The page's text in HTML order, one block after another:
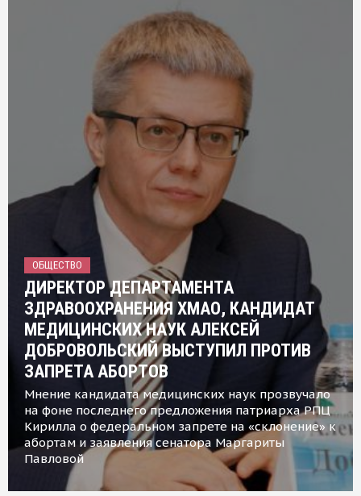
ОБЩЕСТВО
ДИРЕКТОР ДЕПАРТАМЕНТА
ЗДРАВООХРАНЕНИЯ ХМАО, КАНДИДАТ
МЕДИЦИНСКИХ НАУК АЛЕКСЕЙ
ДОБРОВОЛЬСКИЙ ВЫСТУПИЛ ПРОТИВ
ЗАПРЕТА АБОРТОВ
Мнение кандидата медицинских наук прозвучало
на фоне последнего предложения патриарха РПЦ
Кирилла о федеральном запрете на «склонение» к
абортам и заявления сенатора Маргариты
Павловой